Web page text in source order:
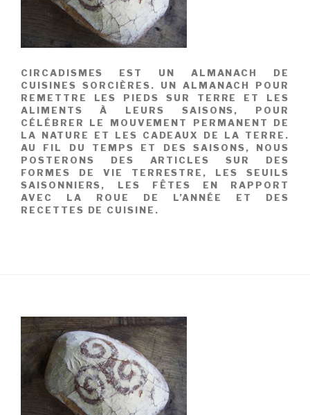
CIRCADISMES EST UN ALMANACH DE
CUISINES SORCIÈRES. UN ALMANACH POUR
REMETTRE LES PIEDS SUR TERRE ET LES
ALIMENTS À LEURS SAISONS, POUR
CÉLÉBRER LE MOUVEMENT PERMANENT DE
LA NATURE ET LES CADEAUX DE LA TERRE.
AU FIL DU TEMPS ET DES SAISONS, NOUS
POSTERONS DES ARTICLES SUR DES
FORMES DE VIE TERRESTRE, LES SEUILS
SAISONNIERS, LES FÊTES EN RAPPORT
AVEC LA ROUE DE L’ANNÉE ET DES
RECETTES DE CUISINE.